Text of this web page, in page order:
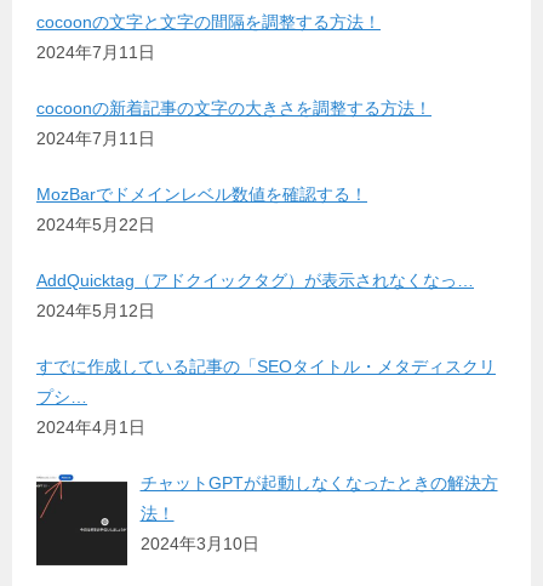
cocoonの文字と文字の間隔を調整する方法！
2024年7月11日
cocoonの新着記事の文字の大きさを調整する方法！
2024年7月11日
MozBarでドメインレベル数値を確認する！
2024年5月22日
AddQuicktag（アドクイックタグ）が表示されなくなっ…
2024年5月12日
すでに作成している記事の「SEOタイトル・メタディスクリ
プシ…
2024年4月1日
チャットGPTが起動しなくなったときの解決方
法！
2024年3月10日